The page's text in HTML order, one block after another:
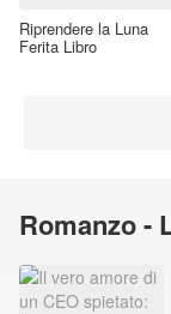
Riprendere la Luna
Ferita Libro
Romanzo -